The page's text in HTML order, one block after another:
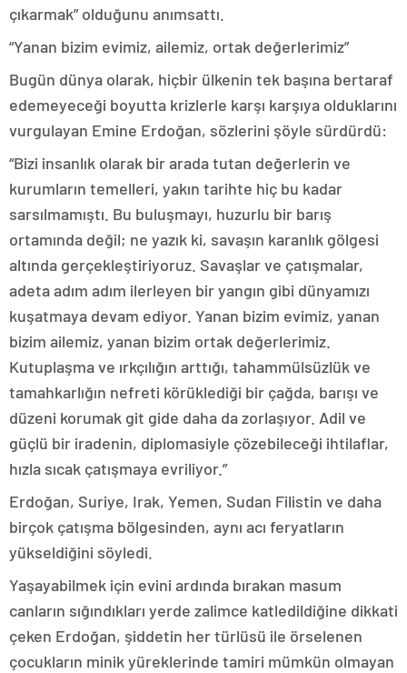
çıkarmak” olduğunu anımsattı.
“Yanan bizim evimiz, ailemiz, ortak değerlerimiz”
Bugün dünya olarak, hiçbir ülkenin tek başına bertaraf
edemeyeceği boyutta krizlerle karşı karşıya olduklarını
vurgulayan Emine Erdoğan, sözlerini şöyle sürdürdü:
“Bizi insanlık olarak bir arada tutan değerlerin ve
kurumların temelleri, yakın tarihte hiç bu kadar
sarsılmamıştı. Bu buluşmayı, huzurlu bir barış
ortamında değil; ne yazık ki, savaşın karanlık gölgesi
altında gerçekleştiriyoruz. Savaşlar ve çatışmalar,
adeta adım adım ilerleyen bir yangın gibi dünyamızı
kuşatmaya devam ediyor. Yanan bizim evimiz, yanan
bizim ailemiz, yanan bizim ortak değerlerimiz.
Kutuplaşma ve ırkçılığın arttığı, tahammülsüzlük ve
tamahkarlığın nefreti körüklediği bir çağda, barışı ve
düzeni korumak git gide daha da zorlaşıyor. Adil ve
güçlü bir iradenin, diplomasiyle çözebileceği ihtilaflar,
hızla sıcak çatışmaya evriliyor.”
Erdoğan, Suriye, Irak, Yemen, Sudan Filistin ve daha
birçok çatışma bölgesinden, aynı acı feryatların
yükseldiğini söyledi.
Yaşayabilmek için evini ardında bırakan masum
canların sığındıkları yerde zalimce katledildiğine dikkati
çeken Erdoğan, şiddetin her türlüsü ile örselenen
çocukların minik yüreklerinde tamiri mümkün olmayan